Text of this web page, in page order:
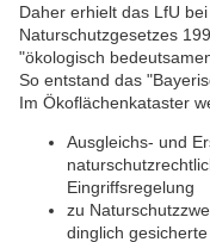
Daher erhielt das LfU
Naturschutzgesetzes
"ökologisch
So entstand das
Im Ökoflächenkataster
Ausgleichs- und
Eingriffsregelung
zu
dinglich